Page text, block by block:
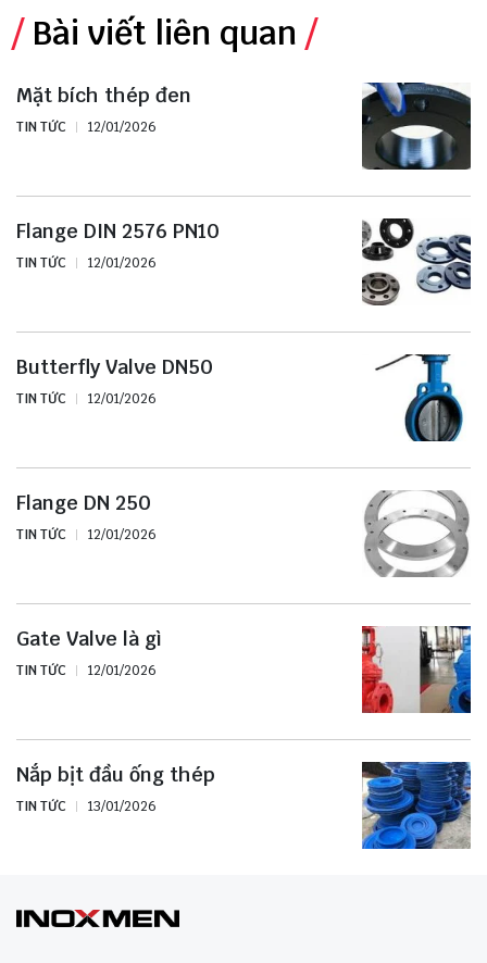
Bài viết liên quan
Mặt bích thép đen
TIN TỨC 12/01/2026
Flange DIN 2576 PN10
TIN TỨC 12/01/2026
Butterfly Valve DN50
TIN TỨC 12/01/2026
Flange DN 250
TIN TỨC 12/01/2026
Gate Valve là gì
TIN TỨC 12/01/2026
Nắp bịt đầu ống thép
TIN TỨC 13/01/2026